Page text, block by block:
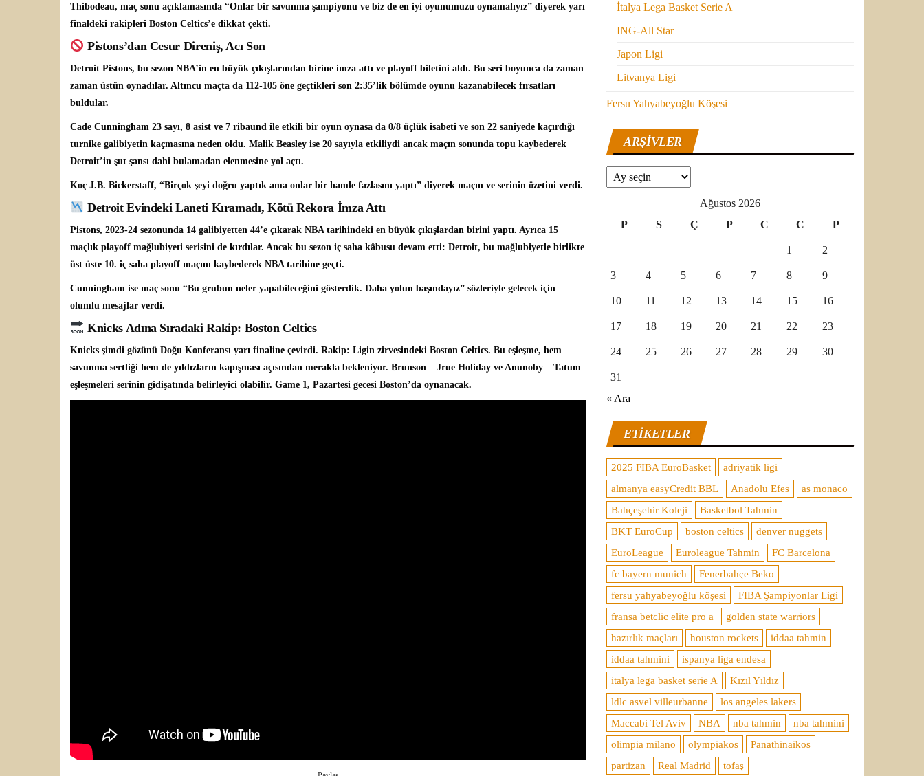
Thibodeau, maç sonu açıklamasında “Onlar bir savunma şampiyonu ve biz de en iyi oyunumuzu oynamalıyız” diyerek yarı
finaldeki rakipleri Boston Celtics’e dikkat çekti.
Pistons’dan Cesur Direniş, Acı Son
Detroit Pistons, bu sezon NBA’in en büyük çıkışlarından birine imza attı ve playoff biletini aldı. Bu seri boyunca da zaman
zaman üstün oynadılar. Altıncu maçta da 112-105 öne geçtikleri son 2:35’lik bölümde oyunu kazanabilecek fırsatları
buldular.
Cade Cunningham 23 sayı, 8 asist ve 7 ribaund ile etkili bir oyun oynasa da 0/8 üçlük isabeti ve son 22 saniyede kaçırdığı
turnike galibiyetin kaçmasına neden oldu. Malik Beasley ise 20 sayıyla etkiliydi ancak maçın sonunda topu kaybederek
Detroit’in şut şansı dahi bulamadan elenmesine yol açtı.
Koç J.B. Bickerstaff, “Birçok şeyi doğru yaptık ama onlar bir hamle fazlasını yaptı” diyerek maçın ve serinin özetini verdi.
Detroit Evindeki Laneti Kıramadı, Kötü Rekora İmza Attı
Pistons, 2023-24 sezonunda 14 galibiyetten 44’e çıkarak NBA tarihindeki en büyük çıkışlardan birini yaptı. Ayrıca 15
maçlık playoff mağlubiyeti serisini de kırdılar. Ancak bu sezon iç saha kâbusu devam etti: Detroit, bu mağlubiyetle birlikte
üst üste 10. iç saha playoff maçını kaybederek NBA tarihine geçti.
Cunningham ise maç sonu “Bu grubun neler yapabileceğini gösterdik. Daha yolun başındayız” sözleriyle gelecek için
olumlu mesajlar verdi.
Knicks Adına Sıradaki Rakip: Boston Celtics
Knicks şimdi gözünü Doğu Konferansı yarı finaline çevirdi. Rakip: Ligin zirvesindeki Boston Celtics. Bu eşleşme, hem
savunma sertliği hem de yıldızların kapışması açısından merakla bekleniyor. Brunson – Jrue Holiday ve Anunoby – Tatum
eşleşmeleri serinin gidişatında belirleyici olabilir. Game 1, Pazartesi gecesi Boston’da oynanacak.
İtalya Lega Basket Serie A
ING-All Star
Japon Ligi
Litvanya Ligi
Fersu Yahyabeyoğlu Köşesi
ARŞIVLER
Arşivler
Ağustos 2026
P
S Ç P C C P
1 2
3 4 5 6 7 8 9
10 11 12 13 14 15 16
17 18 19 20 21 22 23
24 25 26 27 28 29 30
31
« Ara
ETIKETLER
2025 FIBA EuroBasket
adriyatik ligi
almanya easyCredit BBL
Anadolu Efes
as monaco
Bahçeşehir Koleji
Basketbol Tahmin
BKT EuroCup
boston celtics
denver nuggets
EuroLeague
Euroleague Tahmin
FC Barcelona
fc bayern munich
Fenerbahçe Beko
fersu yahyabeyoğlu köşesi
FIBA Şampiyonlar Ligi
fransa betclic elite pro a
golden state warriors
hazırlık maçları
houston rockets
iddaa tahmin
iddaa tahmini
ispanya liga endesa
italya lega basket serie A
Kızıl Yıldız
ldlc asvel villeurbanne
los angeles lakers
Maccabi Tel Aviv
NBA nba tahmin
nba tahmini
olimpia milano
olympiakos
Panathinaikos
partizan
Real Madrid tofaş